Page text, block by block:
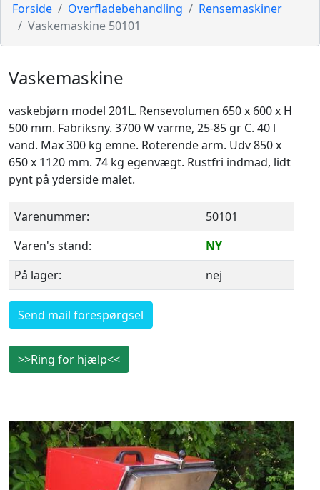
Forside Overfladebehandling
Rensemaskiner
Vaskemaskine 50101
Vaskemaskine
vaskebjørn model 201L. Rensevolumen 650 x 600 x H
500 mm. Fabriksny. 3700 W varme, 25-85 gr C. 40 l
vand. Max 300 kg emne. Roterende arm. Udv 850 x
650 x 1120 mm. 74 kg egenvægt. Rustfri indmad, lidt
pynt på yderside malet.
Varenummer:
50101
Varen's stand:
NY
På lager:
nej
Send mail forespørgsel
>>Ring for hjælp<<